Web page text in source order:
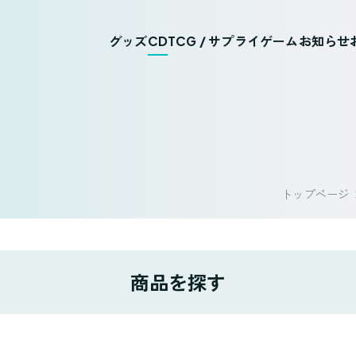
グッズCDTCG / サプライゲームお知らせ
トップページ
商品を探す